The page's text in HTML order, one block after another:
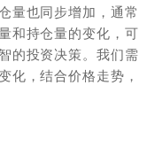
量也同步增加，通常
和持仓量的变化，可
的投资决策。我们需
化，结合价格走势，